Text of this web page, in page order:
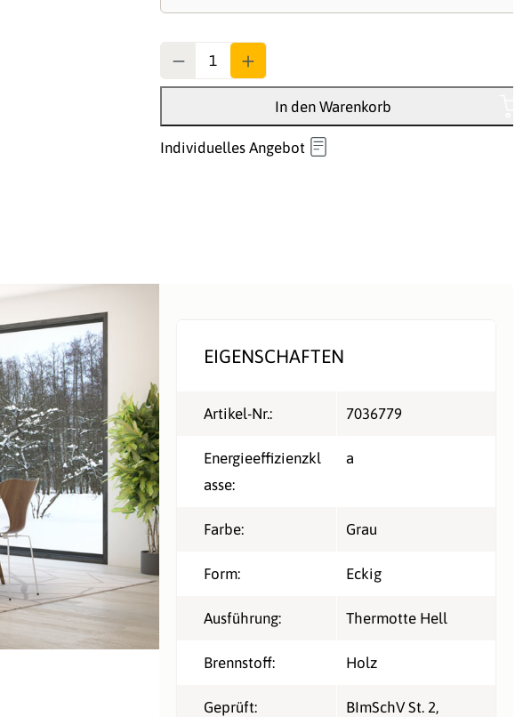
In den Warenkorb
Individuelles Angebot
EIGENSCHAFTEN
Artikel-Nr.: 7036779
Energieeffizienzkl
asse:
a
Farbe: Grau
Form: Eckig
Ausführung: Thermotte Hell
Brennstoff: Holz
Geprüft: BImSchV St. 2,